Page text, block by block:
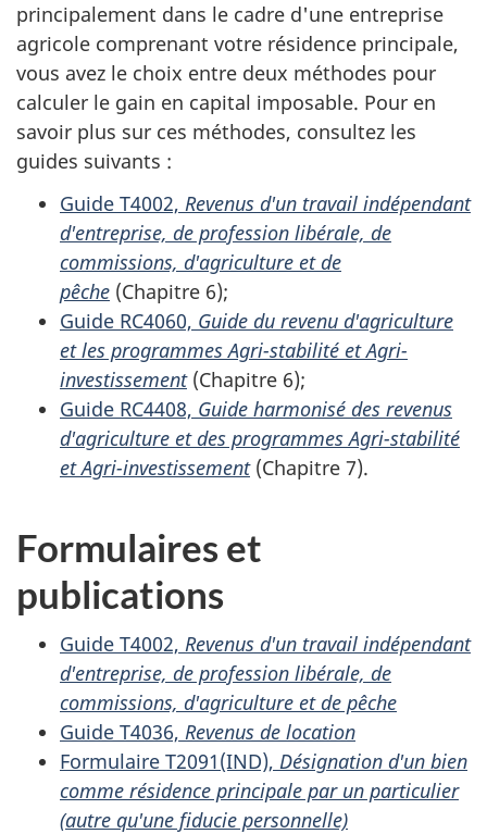
principalement dans le cadre d'une entreprise
agricole comprenant votre résidence principale,
vous avez le choix entre deux méthodes pour
calculer le gain en capital imposable. Pour en
savoir plus sur ces méthodes, consultez les
guides suivants :
Guide T4002, Revenus d'un travail indépendant
d'entreprise, de profession libérale, de
commissions, d'agriculture et de
pêche (Chapitre 6);
Guide RC4060, Guide du revenu d'agriculture
et les programmes Agri-stabilité et Agri-
investissement(Chapitre 6);
Guide RC4408, Guide harmonisé des revenus
d'agriculture et des programmes Agri-stabilité
et Agri-investissement (Chapitre 7).
Formulaires et
publications
Guide T4002, Revenus d'un travail indépendant
d'entreprise, de profession libérale, de
commissions, d'agriculture et de pêche
Guide T4036, Revenus de location
Formulaire T2091(IND), Désignation d'un bien
comme résidence principale par un particulier
(autre qu'une fiducie personnelle)